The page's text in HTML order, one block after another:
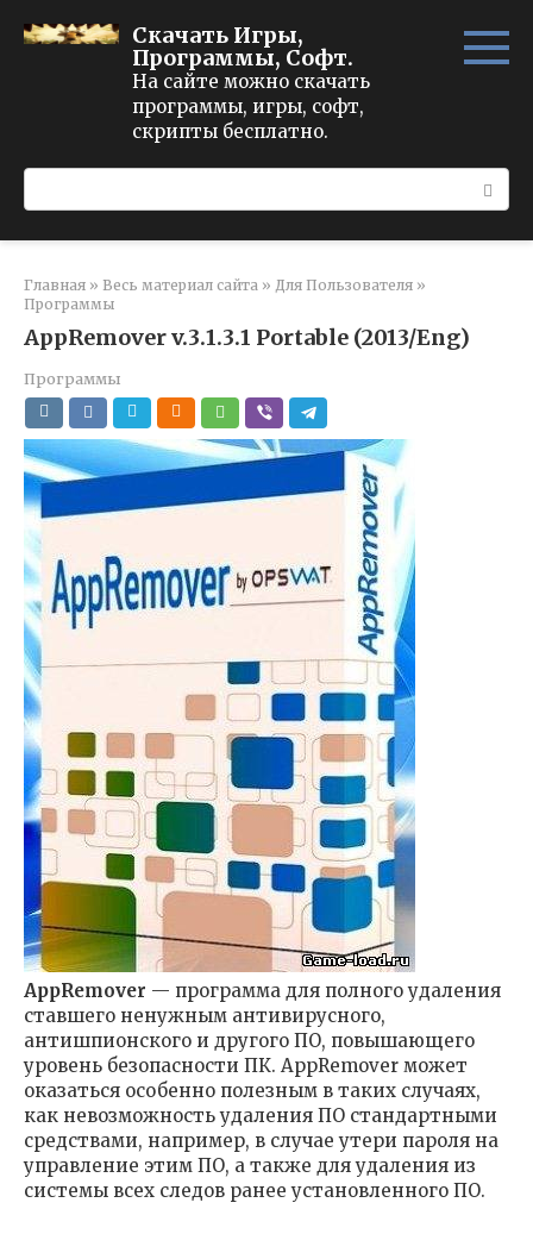
Скачать Игры,
Программы, Софт.
На сайте можно скачать
программы, игры, софт,
скрипты бесплатно.
Главная » Весь материал сайта » Для Пользователя »
Программы
AppRemover v.3.1.3.1 Portable (2013/Eng)
Программы
AppRemover — программа для полного удаления
ставшего ненужным антивирусного,
антишпионского и другого ПО, повышающего
уровень безопасности ПК. AppRemover может
оказаться особенно полезным в таких случаях,
как невозможность удаления ПО стандартными
средствами, например, в случае утери пароля на
управление этим ПО, а также для удаления из
системы всех следов ранее установленного ПО.